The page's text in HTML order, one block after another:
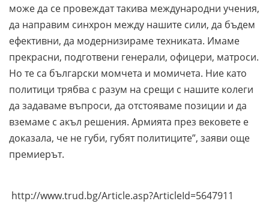
може да се провеждат такива международни учения,
да направим синхрон между нашите сили, да бъдем
ефективни, да модернизираме техниката. Имаме
прекрасни, подготвени генерали, офицери, матроси.
Но те са български момчета и момичета. Ние като
политици трябва с разум на срещи с нашите колеги
да задаваме въпроси, да отстояваме позиции и да
вземаме с акъл решения. Армията през вековете е
доказала, че не губи, губят политиците”, заяви още
премиерът.
http://www.trud.bg/Article.asp?ArticleId=5647911